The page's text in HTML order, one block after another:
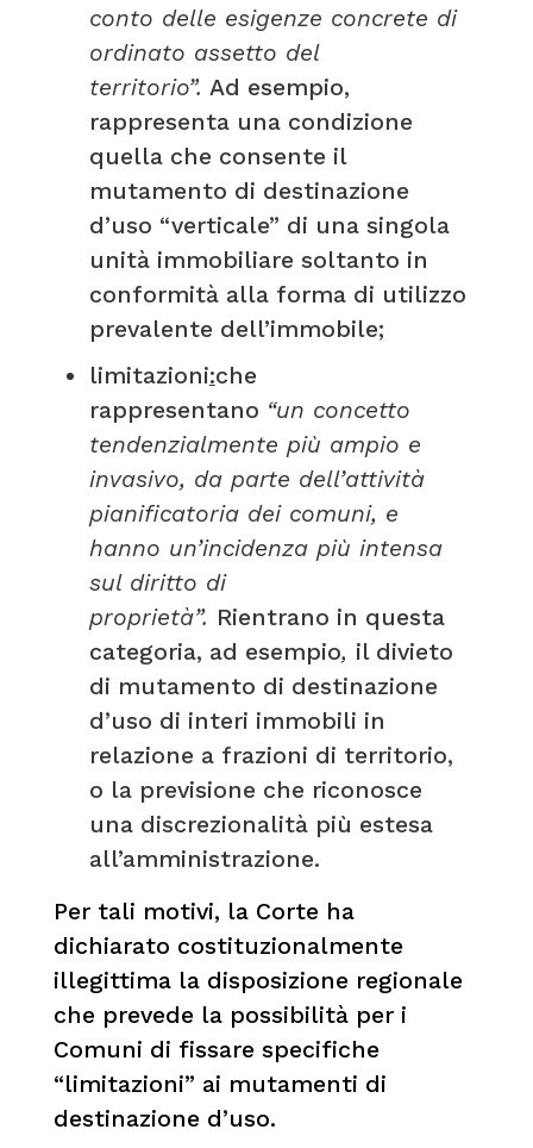
conto delle esigenze concrete di
ordinato assetto del
territorio”. Ad esempio,
rappresenta una condizione
quella che consente il
mutamento di destinazione
d’uso “verticale” di una singola
unità immobiliare soltanto in
conformità alla forma di utilizzo
prevalente dell’immobile;
limitazioni:che
rappresentano “un concetto
tendenzialmente più ampio e
invasivo, da parte dell’attività
pianificatoria dei comuni, e
hanno un’incidenza più intensa
sul diritto di
proprietà”. Rientrano in questa
categoria, ad esempio, il divieto
di mutamento di destinazione
d’uso di interi immobili in
relazione a frazioni di territorio,
o la previsione che riconosce
una discrezionalità più estesa
all’amministrazione.
Per tali motivi, la Corte ha
dichiarato costituzionalmente
illegittima la disposizione regionale
che prevede la possibilità per i
Comuni di fissare specifiche
“limitazioni” ai mutamenti di
destinazione d’uso.